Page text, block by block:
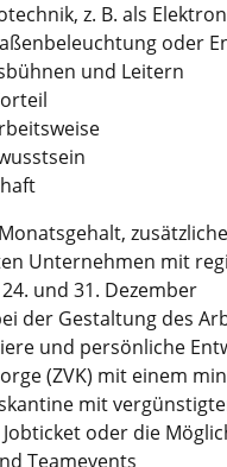
z. B. als
oder
und Leitern
Unternehmen mit
und 31. Dezember
der Gestaltung des
und persönliche
(ZVK) mit einem
mit
oder die
Teamevents